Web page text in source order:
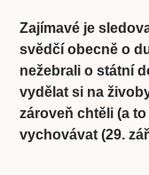
Zajímavé je
svědčí obecně o
nežebrali o státní
vydělat si na
zároveň chtěli (a
vychovávat (29.